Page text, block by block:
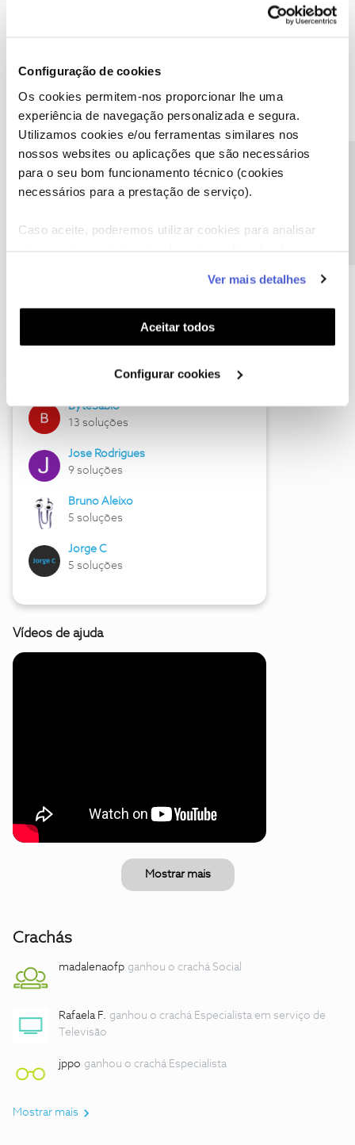
Configuração de cookies
Os cookies permitem-nos proporcionar lhe uma
experiência de navegação personalizada e segura.
Utilizamos cookies e/ou ferramentas similares nos
nossos websites ou aplicações que são necessários
para o seu bom funcionamento técnico (cookies
necessários para a prestação de serviço).
Caso aceite, poderemos utilizar cookies para analisar
funcionalidades (cookies de personalização e
funcionalidade) e adaptar anúncios aos seus interesses
(cookies de publicidade personalizada). Pode gerir a
utilização dos cookies clicando em "Configurar
Ver mais detalhes
Aceitar todos
Configurar cookies
Descubra as novidades de julho
Hall of Fame de julho
17 soluções
ByteSábio
13 soluções
Jose Rodrigues
9 soluções
Bruno Aleixo
5 soluções
Jorge C
5 soluções
Vídeos de ajuda
Mostrar mais
Crachás
madalenaofp ganhou o crachá Social
Rafaela F. ganhou o crachá Especialista em serviço de
Televisão
jppo ganhou o crachá Especialista
Mostrar mais